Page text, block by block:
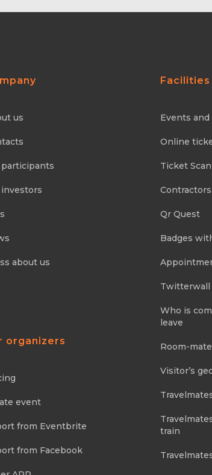
us
participants
investors
about us
organizers
event
from Eventbrite
from Facebook
Events
Online
Ticket
Contractors
Qr Quest
Badges
Twitterwall
Who is
leave
Room-
Visitor’s
train